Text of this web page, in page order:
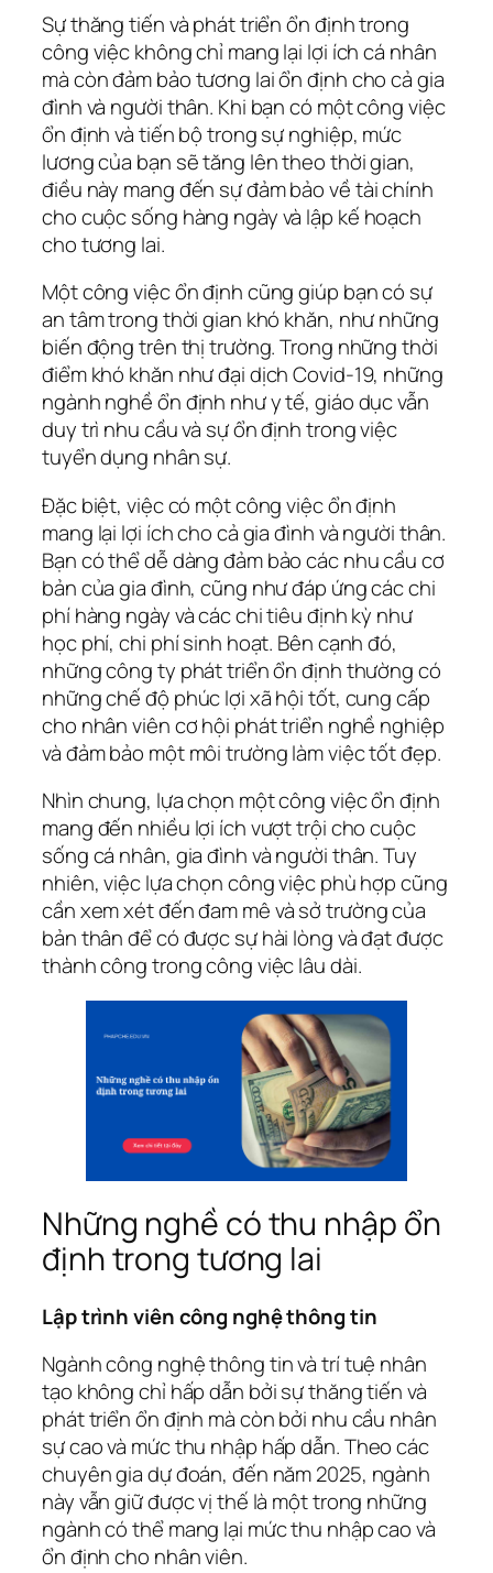
Sự thăng tiến và phát triển ổn định trong
công việc không chỉ mang lại lợi ích cá nhân
mà còn đảm bảo tương lai ổn định cho cả gia
đình và người thân. Khi bạn có một công việc
ổn định và tiến bộ trong sự nghiệp, mức
lương của bạn sẽ tăng lên theo thời gian,
điều này mang đến sự đảm bảo về tài chính
cho cuộc sống hàng ngày và lập kế hoạch
cho tương lai.
Một công việc ổn định cũng giúp bạn có sự
an tâm trong thời gian khó khăn, như những
biến động trên thị trường. Trong những thời
điểm khó khăn như đại dịch Covid-19, những
ngành nghề ổn định như y tế, giáo dục vẫn
duy trì nhu cầu và sự ổn định trong việc
tuyển dụng nhân sự.
Đặc biệt, việc có một công việc ổn định
mang lại lợi ích cho cả gia đình và người thân.
Bạn có thể dễ dàng đảm bảo các nhu cầu cơ
bản của gia đình, cũng như đáp ứng các chi
phí hàng ngày và các chi tiêu định kỳ như
học phí, chi phí sinh hoạt. Bên cạnh đó,
những công ty phát triển ổn định thường có
những chế độ phúc lợi xã hội tốt, cung cấp
cho nhân viên cơ hội phát triển nghề nghiệp
và đảm bảo một môi trường làm việc tốt đẹp.
Nhìn chung, lựa chọn một công việc ổn định
mang đến nhiều lợi ích vượt trội cho cuộc
sống cá nhân, gia đình và người thân. Tuy
nhiên, việc lựa chọn công việc phù hợp cũng
cần xem xét đến đam mê và sở trường của
bản thân để có được sự hài lòng và đạt được
thành công trong công việc lâu dài.
Những nghề có thu nhập ổn
định trong tương lai
Lập trình viên công nghệ thông tin
Ngành công nghệ thông tin và trí tuệ nhân
tạo không chỉ hấp dẫn bởi sự thăng tiến và
phát triển ổn định mà còn bởi nhu cầu nhân
sự cao và mức thu nhập hấp dẫn. Theo các
chuyên gia dự đoán, đến năm 2025, ngành
này vẫn giữ được vị thế là một trong những
ngành có thể mang lại mức thu nhập cao và
ổn định cho nhân viên.